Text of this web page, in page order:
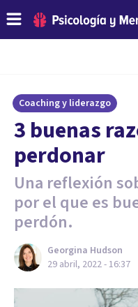
Coaching y liderazgo
3 buenas
perdonar
Una reflexión
por el que es
perdón.
Georgina Hudson
29 abril, 2022 - 16:37